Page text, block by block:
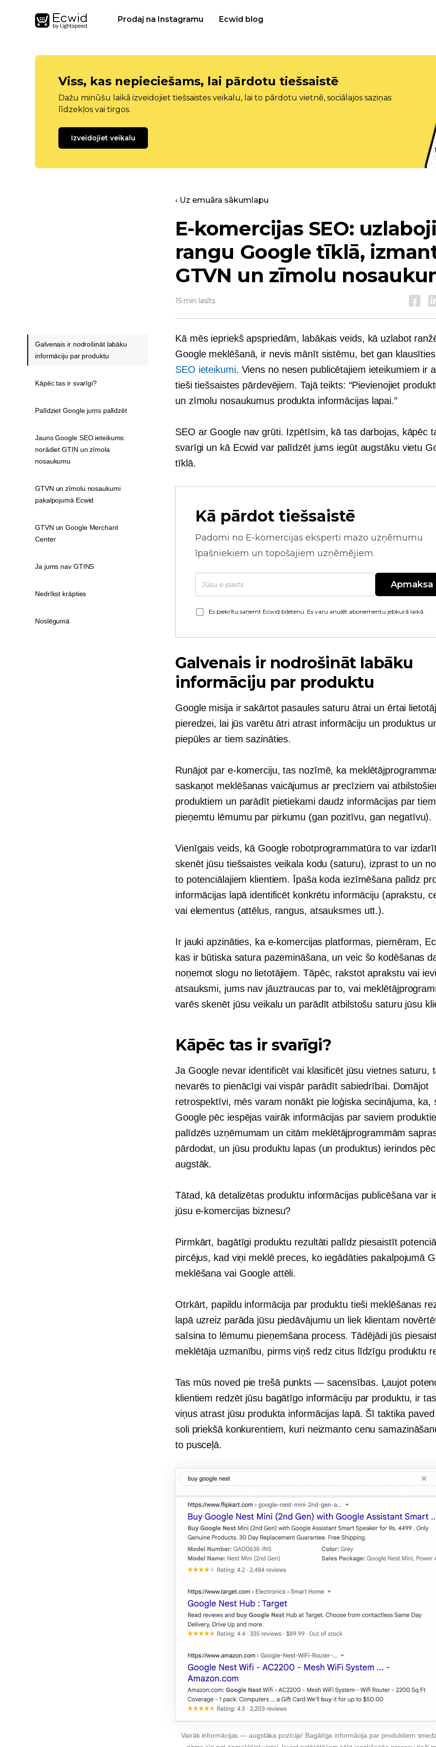
Prodaj na Instagramu Ecwid blog
Viss, kas nepieciešams, lai pārdotu tiešsaistē
Dažu minūšu laikā izveidojiet tiešsaistes veikalu, lai to pārdotu vietnē, sociālajos saziņas
līdzekļos vai tirgos.
Izveidojiet veikalu
‹ Uz emuāra sākumlapu
E-komercijas SEO:
rangu Google tīklā,
GTVN un zīmolu
15 min lasīts
Kā mēs iepriekš apspriedām, labākais veids, kā uzlabot
Google meklēšanā, ir nevis mānīt sistēmu, bet gan klausīties
SEO ieteikumi. Viens no nesen publicētajiem ieteikumiem ir
tieši tiešsaistes pārdevējiem. Tajā teikts: “Pievienojiet
un zīmolu nosaukumus produkta informācijas lapai.”
SEO ar Google nav grūti. Izpētīsim, kā tas darbojas, kāpēc
svarīgi un kā Ecwid var palīdzēt jums iegūt augstāku vietu
tīklā.
Kā pārdot tiešsaistē
Padomi no E-komercijas eksperti mazo uzņēmumu
īpašniekiem un topošajiem uzņēmējiem.
Apmaksa
Es piekrītu saņemt Ecwid biļetenu. Es varu anulēt abonementu jebkurā laikā.
Galvenais ir nodrošināt labāku
informāciju par produktu
Google misija ir sakārtot pasaules saturu ātrai un ērtai
pieredzei, lai jūs varētu ātri atrast informāciju un produktus
piepūles ar tiem sazināties.
Runājot par e-komerciju, tas nozīmē, ka
saskaņot meklēšanas vaicājumus ar precīziem vai
produktiem un parādīt pietiekami daudz informācijas par
pieņemtu lēmumu par pirkumu (gan pozitīvu, gan negatīvu).
Vienīgais veids, kā Google robotprogrammatūra to var
skenēt jūsu tiešsaistes veikala kodu (saturu), izprast to un
to potenciālajiem klientiem. Īpaša koda iezīmēšana palīdz
informācijas lapā identificēt konkrētu informāciju (aprakstu,
vai elementus (attēlus, rangus, atsauksmes utt.).
Ir jauki apzināties, ka e-komercijas platformas, piemēram,
kas ir būtiska satura pazemināšana, un veic šo kodēšanas
noņemot slogu no lietotājiem. Tāpēc, rakstot aprakstu vai
atsauksmi, jums nav jāuztraucas par to, vai
varēs skenēt jūsu veikalu un parādīt atbilstošu saturu jūsu
Kāpēc tas ir svarīgi?
Ja Google nevar identificēt vai klasificēt jūsu vietnes saturu,
nevarēs to pienācīgi vai vispār parādīt sabiedrībai. Domājot
retrospektīvi, mēs varam nonākt pie loģiska secinājuma, ka,
Google pēc iespējas vairāk informācijas par saviem
palīdzēs uzņēmumam un citām meklētājprogrammām
pārdodat, un jūsu produktu lapas (un produktus) ierindos
augstāk.
Tātad, kā detalizētas produktu informācijas publicēšana var
jūsu e-komercijas biznesu?
Pirmkārt, bagātīgi produktu rezultāti palīdz piesaistīt
pircējus, kad viņi meklē preces, ko iegādāties pakalpojumā
meklēšana vai Google attēli.
Otrkārt, papildu informācija par produktu tieši meklēšanas
lapā uzreiz parāda jūsu piedāvājumu un liek klientam
saīsina to lēmumu pieņemšana process. Tādējādi jūs
meklētāja uzmanību, pirms viņš redz citus līdzīgu produktu
Tas mūs noved pie trešā punkts — sacensības. Ļaujot
klientiem redzēt jūsu bagātīgo informāciju par produktu, ir
viņus atrast jūsu produkta informācijas lapā. Šī taktika
soli priekšā konkurentiem, kuri neizmanto cenu
to pusceļā.
Vairāk informācijas — augstāka pozīcija! Bagātīga informācija par produktiem
Galvenais ir nodrošināt labāku
informāciju par produktu
Kāpēc tas ir svarīgi?
Palīdziet Google jums palīdzēt
Jauns Google SEO ieteikums:
norādiet GTIN un zīmola
nosaukumu
GTVN un zīmolu nosaukumi
pakalpojumā Ecwid
GTVN un Google Merchant
Center
Ja jums nav GTINS
Nedrīkst krāpties
Noslēgumā